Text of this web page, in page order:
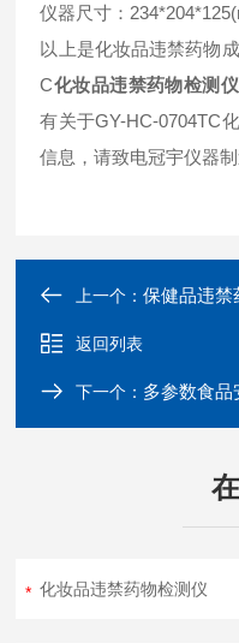
仪器尺寸：
以上是化妆品违禁药物
C化妆品违禁药物检测仪
有关于GY-HC-0704TC
信息，请致电冠宇仪器
上一个：保健品违禁
返回列表
下一个： 多参数食品